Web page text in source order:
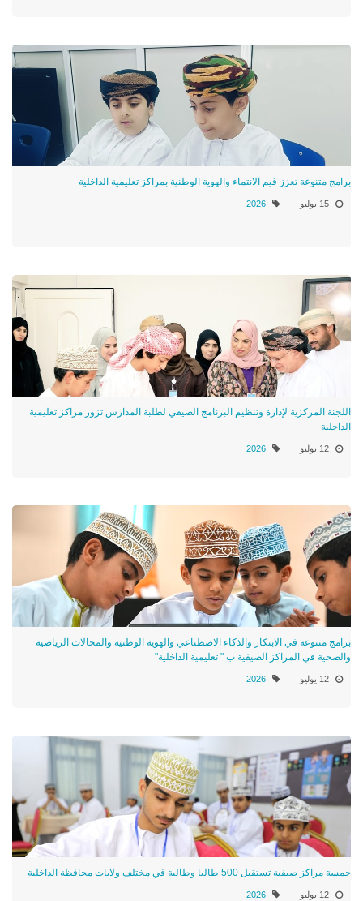
برامج متنوعة تعزز قيم الانتماء والهوية الوطنية بمراكز تعليمية الداخلية
15 يوليو 2026
اللجنة المركزية لإدارة وتنظيم البرنامج الصيفي لطلبة المدارس تزور مراكز تعليمية
الداخلية
12 يوليو 2026
برامج متنوعة في الابتكار والذكاء الاصطناعي والهوية الوطنية والمجالات الرياضية
والصحية في المراكز الصيفية ب " تعليمية الداخلية"
12 يوليو 2026
خمسة مراكز صيفية تستقبل 500 طالبا وطالبة في مختلف ولايات محافظة الداخلية
12 يوليو 2026